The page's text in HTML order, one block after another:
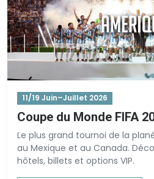
11/19 Juin–Juillet 2026
Coupe du Monde FIFA
Le plus grand tournoi de la
au Mexique et au Canada.
hôtels, billets et options VIP.